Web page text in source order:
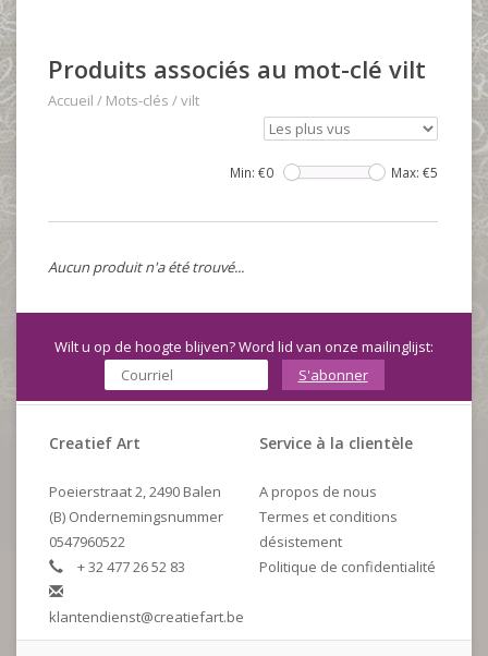
Produits associés au mot-clé vilt
Accueil / Mots-clés /vilt
Min: €0 Max: €5
Aucun produit n'a été trouvé...
Wilt u op de hoogte blijven? Word lid van onze mailinglijst:
S'abonner
Creatief Art
Poeierstraat 2, 2490 Balen
(B) Ondernemingsnummer
0547960522
+ 32 477 26 52 83
klantendienst@creatiefart.be
Service à la clientèle
A propos de nous
Termes et conditions
désistement
Politique de confidentialité